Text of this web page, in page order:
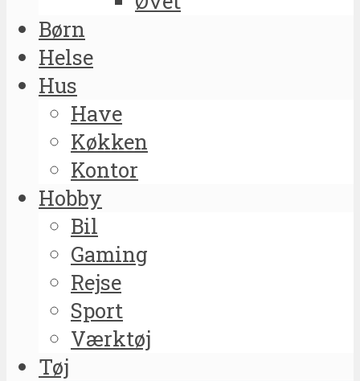
Børn
Helse
Hus
Have
Køkken
Kontor
Hobby
Bil
Gaming
Rejse
Sport
Værktøj
Tøj